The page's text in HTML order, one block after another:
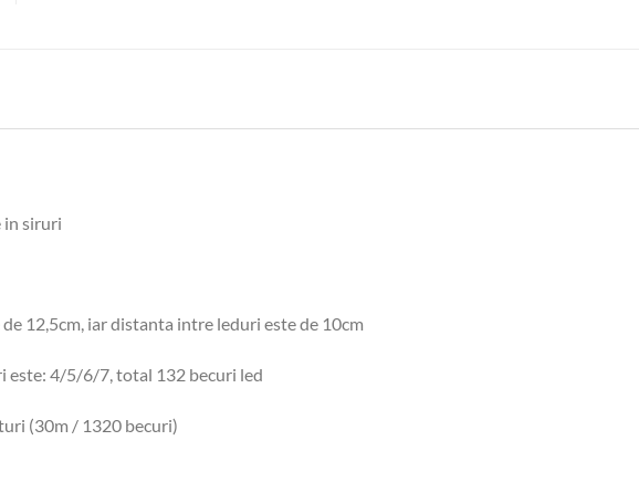
in siruri
12,5cm, iar distanta intre leduri este de 10cm
este: 4/5/6/7, total 132 becuri led
(30m / 1320 becuri)